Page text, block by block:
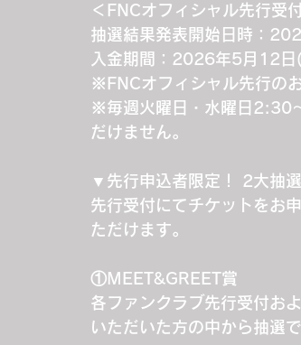
＜FNCオフィシャル先行受
抽選結果発表開始日時：
入金期間：2026年5月12
※FNCオフィシャル先行の
※毎週火曜日・水曜日2:30
だけません。
▼先行申込者限定！ 2大抽選
先行受付にてチケットをお
ただけます。
①MEET&GREET賞
各ファンクラブ先行受付お
いただいた方の中から抽選